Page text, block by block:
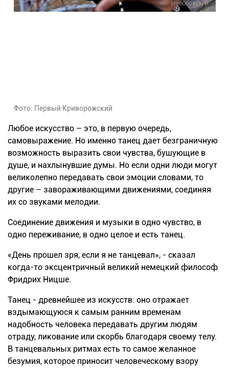
Фото: Первый Криворожский
Любое искусство – это, в первую очередь,
самовыражение. Но именно танец дает безграничную
возможность выразить свои чувства, бушующие в
душе, и нахлынувшие думы. Но если одни люди могут
великолепно передавать свои эмоции словами, то
другие – завораживающими движениями, соединяя
их со звуками мелодии.
Соединение движения и музыки в одно чувство, в
одно переживание, в одно целое и есть танец.
«День прошел зря, если я не танцевал», - сказал
когда-то эксцентричный великий немецкий философ
Фридрих Ницше.
Танец - древнейшее из искусств: оно отражает
вздымающуюся к самым ранним временам
надобность человека передавать другим людям
отраду, ликование или скорбь благодаря своему телу.
В танцевальных ритмах есть то самое желанное
безумия, которое приносит человеческому взору